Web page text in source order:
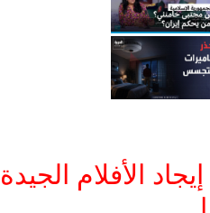
الأفلام الجيدة